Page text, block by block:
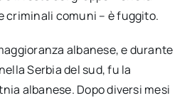
criminali comuni – è fuggito.
albanese, e durante
Serbia del sud, fu la
albanese. Dopo diversi mesi